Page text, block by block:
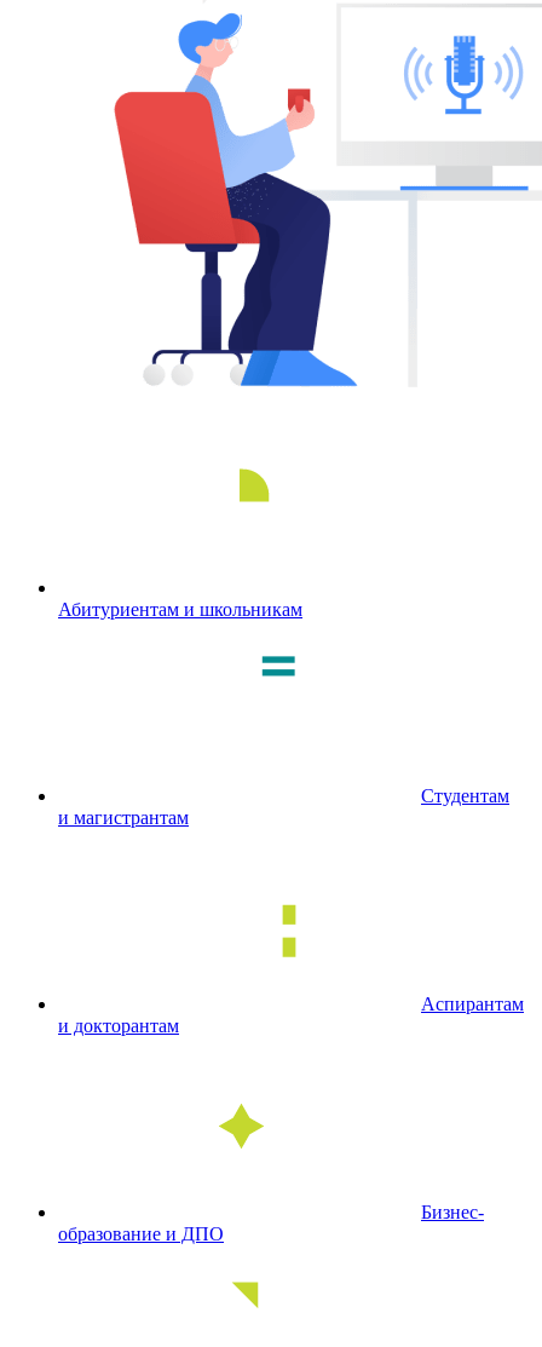
Абитуриентам и школьникам
Студентам
и магистрантам
Аспирантам
и докторантам
Бизнес-
образование и ДПО